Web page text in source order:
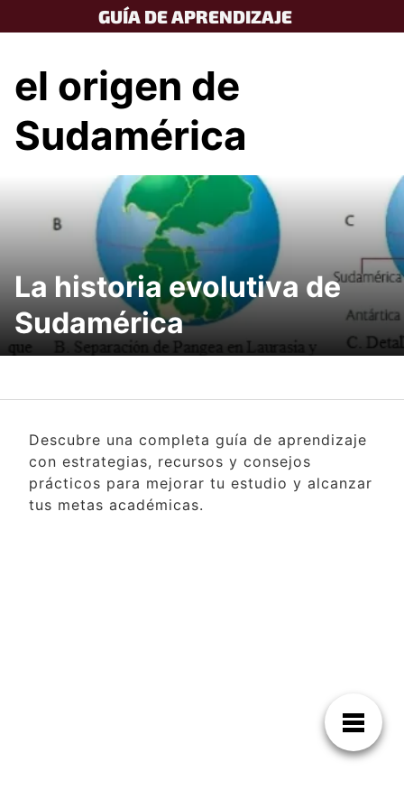
to
GUÍA DE APRENDIZAJE
el origen de
Sudamérica
La historia evolutiva de
Sudamérica
Descubre una completa guía de aprendizaje
con estrategias, recursos y consejos
prácticos para mejorar tu estudio y alcanzar
tus metas académicas.